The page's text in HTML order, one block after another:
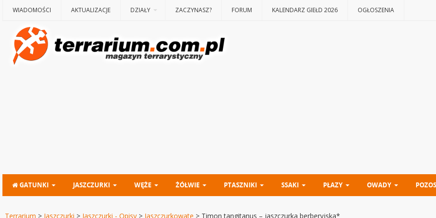
WIADOMOŚCI AKTUALIZACJE DZIAŁY ZACZYNASZ? FORUM KALENDARZ GIEŁD 2026 OGŁOSZENIA
GATUNKI JASZCZURKI WĘŻE ŻÓŁWIE PTASZNIKI SSAKI PŁAZY OWADY
Terrarium > Jaszczurki > Jaszczurki - Opisy > Jaszczurkowate > Timon tangitanus – jaszczurka berberyjska*